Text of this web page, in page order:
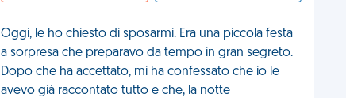
Oggi, le ho chiesto di sposarmi. Era una piccola festa
a sorpresa che preparavo da tempo in gran segreto.
Dopo che ha accettato, mi ha confessato che io le
avevo già raccontato tutto e che, la notte